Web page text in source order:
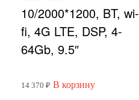
10/2000*1200, BT, wi-
fi, 4G LTE, DSP, 4-
64Gb, 9.5″
14 370 ₽ В корзину